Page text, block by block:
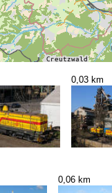
0,03 km
0,06 km